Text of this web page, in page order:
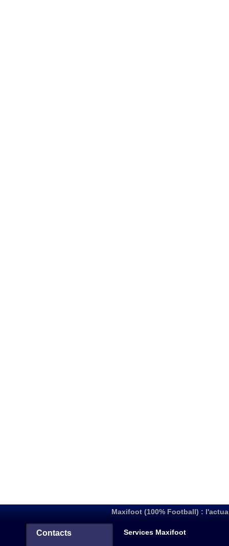
Maxifoot (100% Football) :
Contacts Services Maxifoot